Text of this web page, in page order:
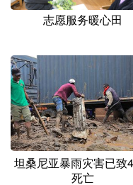
志愿服务暖心田
坦桑尼亚暴雨灾害已致
死亡